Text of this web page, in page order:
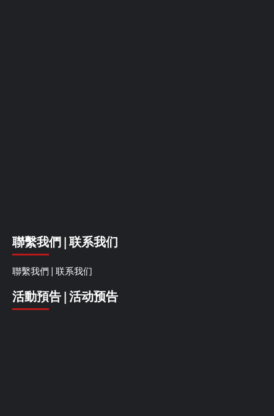
聯繫我們 | 联系我们
聯繫我們 | 联系我们
活動預告 | 活动预告